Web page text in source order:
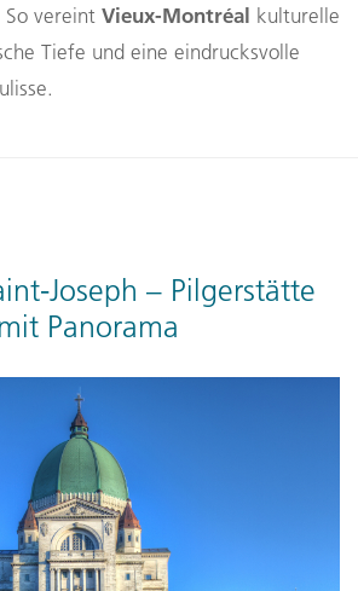
vereint Vieux-Montréal kulturelle
Tiefe und eine eindrucksvolle
Joseph – Pilgerstätte
Panorama